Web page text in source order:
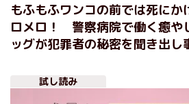
もふもふワンコの前では死にか
ロメロ！ 警察病院で働く癒や
ッグが犯罪者の秘密を聞き出
試し読み